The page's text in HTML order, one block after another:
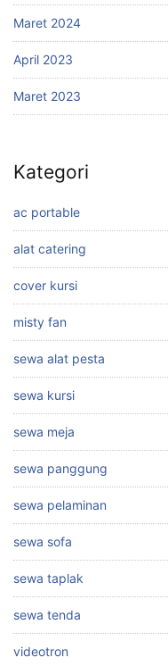
Maret 2024
April 2023
Maret 2023
Kategori
ac portable
alat catering
cover kursi
misty fan
sewa alat pesta
sewa kursi
sewa meja
sewa panggung
sewa pelaminan
sewa sofa
sewa taplak
sewa tenda
videotron